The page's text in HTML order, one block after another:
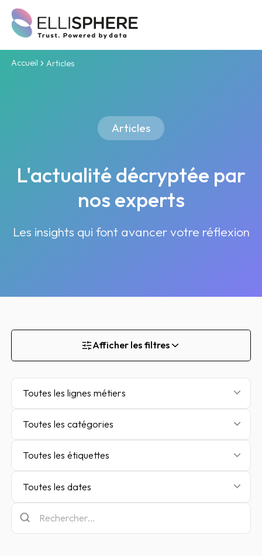
Accueil Articles
Articles
L'actualité décryptée par
nos experts
Les insights qui font avancer votre réflexion
Afficher les filtres
Toutes les lignes métiers
Toutes les catégories
Toutes les étiquettes
Toutes les dates